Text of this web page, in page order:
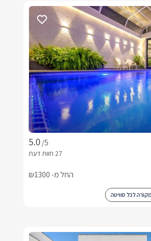
/5
החל מ- ₪1300
לכל סוויטה